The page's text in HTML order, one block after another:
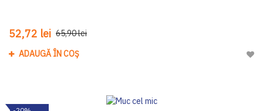
52,72 lei 65,90 lei
ADAUGĂ ÎN COȘ